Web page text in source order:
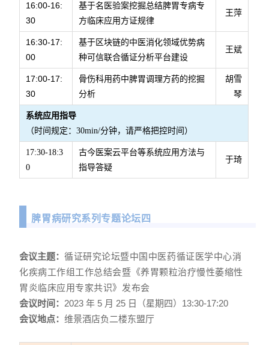
16:00-16:
30
基于名医验案挖掘总结脾胃专病专
方临床应用方证规律
王萍
16:30-17:
00
基于区块链的中医消化领域优势病
种可信联合循证分析平台建设
王斌
17:00-17:
30
骨伤科用药中脾胃调理方药的挖掘
分析
胡雪
琴
系统应用指导
（时间规定：30min/分钟，请严格把控时间）
17:30-18:3
0
古今医案云平台等系统应用方法与
指导答疑
于琦
脾胃病研究系列专题论坛四
会议主题：循证研究论坛暨中国中医药循证医学中心消
化疾病工作组工作总结会暨《养胃颗粒治疗慢性萎缩性
胃炎临床应用专家共识》发布会
会议时间： 2023 年 5 月 25 日（星期四）13:30-17:20
会议地点：维景酒店负二楼东盟厅